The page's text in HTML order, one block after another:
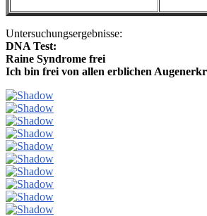
Untersuchungsergebnisse:
DNA Test:
Raine Syndrome frei
Ich bin frei von allen erblichen